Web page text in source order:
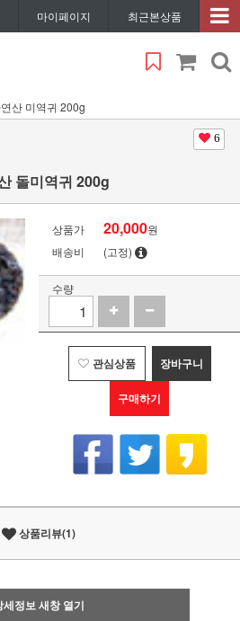
마이페이지 최근본상품
산 미역귀 200g
6
돌미역귀 200g
상품가 20,000원
배송비
(고정)
수량
관심상품 장바구니
구매하기
상품리뷰(1)
세정보 새창 열기